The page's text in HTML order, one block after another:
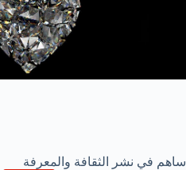
ساهم في نشر الثقافة والمعرفة